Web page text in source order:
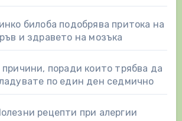
билоба подобрява притока на
и здравето на мозъка
причини, поради които трябва да
по един ден седмично
рецепти при алергии